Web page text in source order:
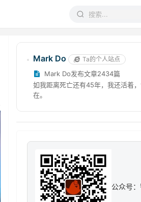
Mark Do Ta的个人站点
Mark Do发布文章2434篇
如我距离死亡还有45年，我还活着
在。
公众号